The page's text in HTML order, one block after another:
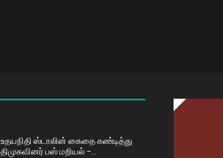
உதயநிதி ஸ்டாலின் கைதை கண்டித்து
திமுகவினர் பஸ் மறியல் –…